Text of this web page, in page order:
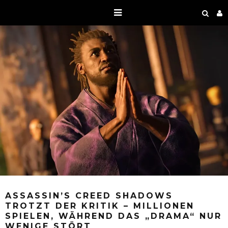
ASSASSIN’S CREED SHADOWS
TROTZT DER KRITIK – MILLIONEN
SPIELEN, WÄHREND DAS „DRAMA“ NUR